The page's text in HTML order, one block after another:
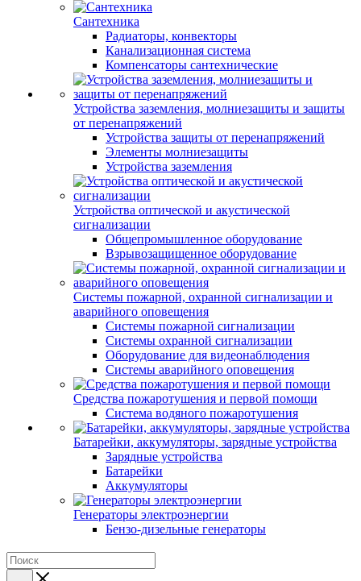
Сантехника
Радиаторы, конвекторы
Канализационная система
Компенсаторы сантехнические
Устройства заземления, молниезащиты и защиты
от перенапряжений
Устройства защиты от перенапряжений
Элементы молниезащиты
Устройства заземления
Устройства оптической и акустической
сигнализации
Общепромышленное оборудование
Взрывозащищенное оборудование
Системы пожарной, охранной сигнализации и
аварийного оповещения
Системы пожарной сигнализации
Системы охранной сигнализации
Оборудование для видеонаблюдения
Системы аварийного оповещения
Средства пожаротушения и первой помощи
Система водяного пожаротушения
Батарейки, аккумуляторы, зарядные устройства
Зарядные устройства
Батарейки
Аккумуляторы
Генераторы электроэнергии
Бензо-дизельные генераторы